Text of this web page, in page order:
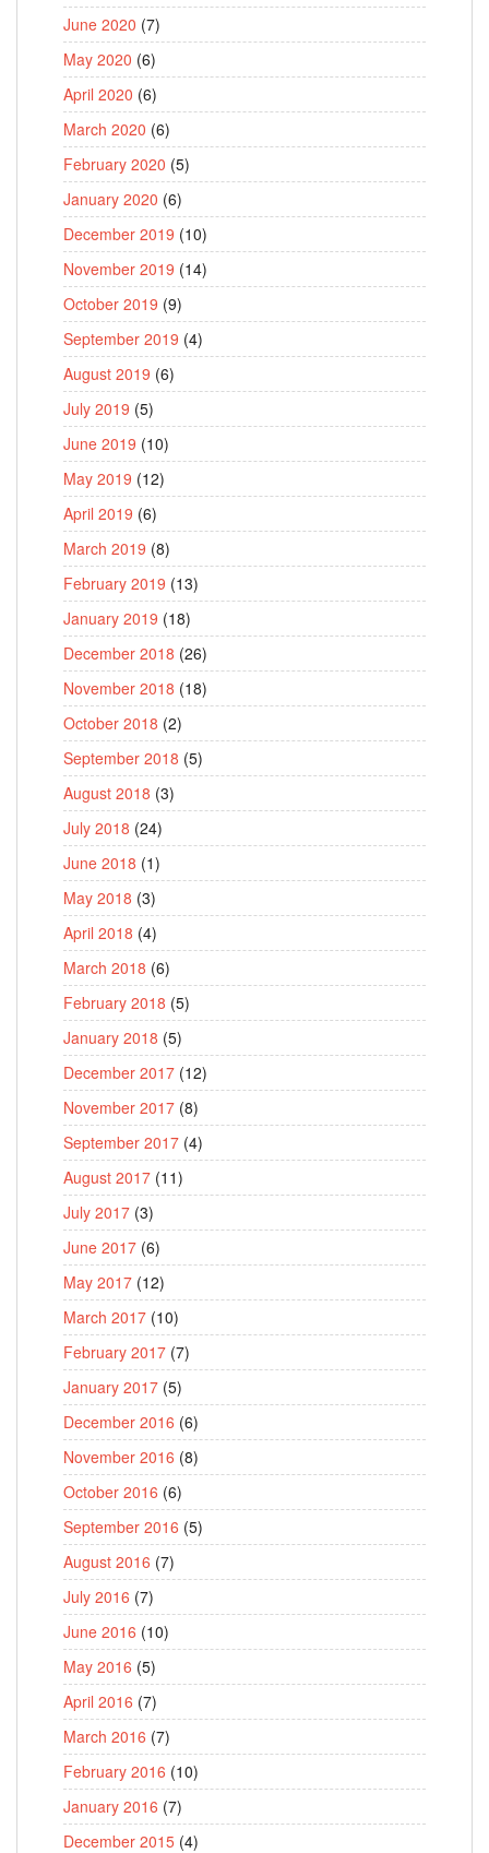
June 2020 (7)
May 2020 (6)
April 2020 (6)
March 2020 (6)
February 2020 (5)
January 2020 (6)
December 2019 (10)
November 2019 (14)
October 2019 (9)
September 2019 (4)
August 2019 (6)
July 2019 (5)
June 2019 (10)
May 2019 (12)
April 2019 (6)
March 2019 (8)
February 2019 (13)
January 2019 (18)
December 2018 (26)
November 2018 (18)
October 2018 (2)
September 2018 (5)
August 2018 (3)
July 2018 (24)
June 2018 (1)
May 2018 (3)
April 2018 (4)
March 2018 (6)
February 2018 (5)
January 2018 (5)
December 2017 (12)
November 2017 (8)
September 2017 (4)
August 2017 (11)
July 2017 (3)
June 2017 (6)
May 2017 (12)
March 2017 (10)
February 2017 (7)
January 2017 (5)
December 2016 (6)
November 2016 (8)
October 2016 (6)
September 2016 (5)
August 2016 (7)
July 2016 (7)
June 2016 (10)
May 2016 (5)
April 2016 (7)
March 2016 (7)
February 2016 (10)
January 2016 (7)
December 2015 (4)